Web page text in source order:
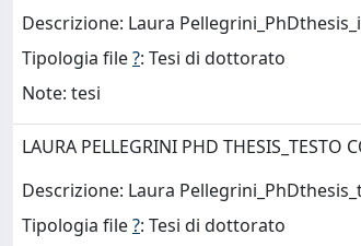
Descrizione: Laura
Tipologia file?: Tesi di dottorato
Note: tesi
LAURA PELLEGRINI PHD THESIS_TESTO
Descrizione: Laura
Tipologia file?: Tesi di dottorato